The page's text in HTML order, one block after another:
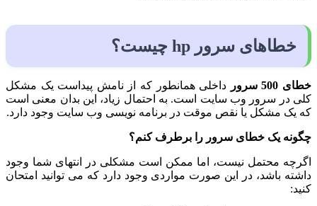
خطاهای سرور hp چیست؟
خطای 500 سرور
داخلی همانطور که از نامش پیداست یک مشکل
کلی در سرور وب سایت است. به احتمال زیاد، این بدان معنی است
که یک مشکل یا نقص موقت در برنامه نویسی وب سایت وجود دارد.
چگونه یک خطای سرور را برطرف کنم؟
اگرچه محتمل نیست، اما ممکن است مشکلی در انتهای شما وجود
داشته باشد، در این صورت مواردی وجود دارد که می توانید امتحان
کنید: